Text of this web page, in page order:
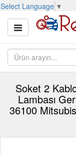
Select Language ▼
Soket 2
Lambası
36100